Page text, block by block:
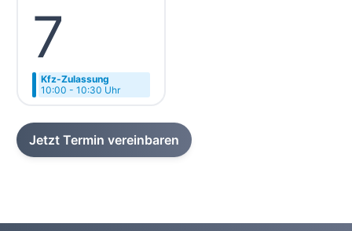
7
Kfz-Zulassung
10:00 - 10:30 Uhr
Jetzt Termin vereinbaren